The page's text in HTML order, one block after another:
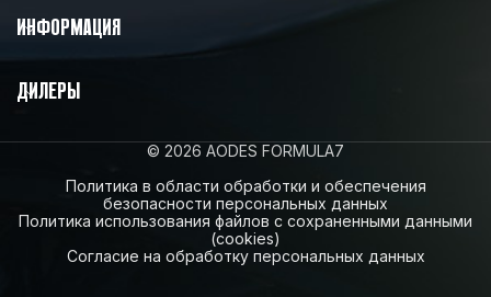
ИНФОРМАЦИЯ
ДИЛЕРЫ
© 2026 AODES FORMULA7
Политика в области обработки и обеспечения
безопасности персональных данных
Политика использования файлов с сохраненными данными
(cookies)
Согласие на обработку персональных данных